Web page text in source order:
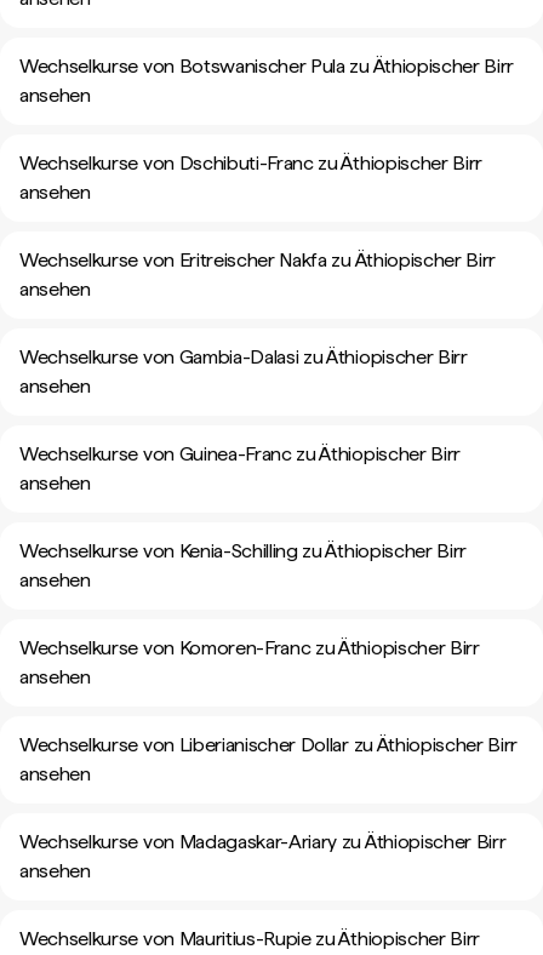
Wechselkurse von Botswanischer Pula zu Äthiopischer Birr
ansehen
Wechselkurse von Dschibuti-Franc zu Äthiopischer Birr
ansehen
Wechselkurse von Eritreischer Nakfa zu Äthiopischer Birr
ansehen
Wechselkurse von Gambia-Dalasi zu Äthiopischer Birr
ansehen
Wechselkurse von Guinea-Franc zu Äthiopischer Birr
ansehen
Wechselkurse von Kenia-Schilling zu Äthiopischer Birr
ansehen
Wechselkurse von Komoren-Franc zu Äthiopischer Birr
ansehen
Wechselkurse von Liberianischer Dollar zu Äthiopischer Birr
ansehen
Wechselkurse von Madagaskar-Ariary zu Äthiopischer Birr
ansehen
Wechselkurse von Mauritius-Rupie zu Äthiopischer Birr